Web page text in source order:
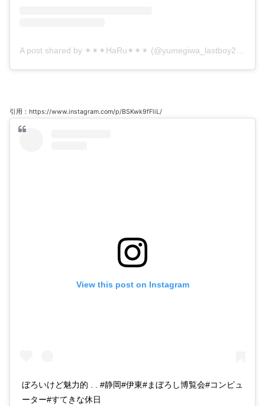
引用：https://www.instagram.com/p/BSKwk9fFliL/
View this post on Instagram
ぼろいけど魅力的 . . #静岡#伊東#まぼろし博覧会#コンピュ
ーター#すてきな休日